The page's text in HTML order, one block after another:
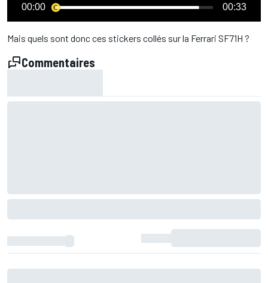
00:00 00:33
Mais quels sont donc ces stickers collés sur la Ferrari SF71H ?
Commentaires